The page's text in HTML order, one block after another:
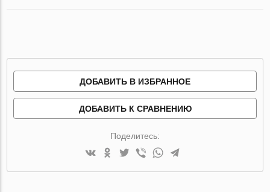
ДОБАВИТЬ В ИЗБРАННОЕ
ДОБАВИТЬ К СРАВНЕНИЮ
Поделитесь: